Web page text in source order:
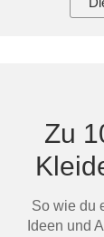
Zu
So wie du
Ideen und